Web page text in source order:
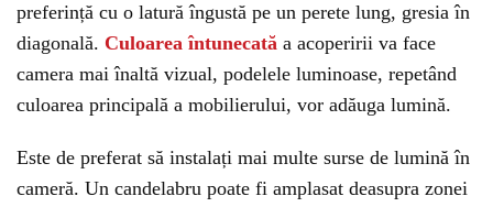
preferință cu o latură îngustă pe un perete lung, gresia în
diagonală. Culoarea întunecată a acoperirii va face
camera mai înaltă vizual, podelele luminoase, repetând
culoarea principală a mobilierului, vor adăuga lumină.
Este de preferat să instalați mai multe surse de lumină în
cameră. Un candelabru poate fi amplasat deasupra zonei